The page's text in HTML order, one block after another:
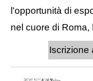
l'opportunità di
nel cuore di Roma,
Iscrizione